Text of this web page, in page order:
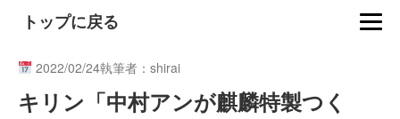
トップに戻る
2022/02/24執筆者：shirai
キリン「中村アンが麒麟特製つく